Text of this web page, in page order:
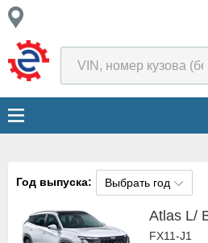
Год выпуска: Выбрать год
Atlas L/
FX11-J1